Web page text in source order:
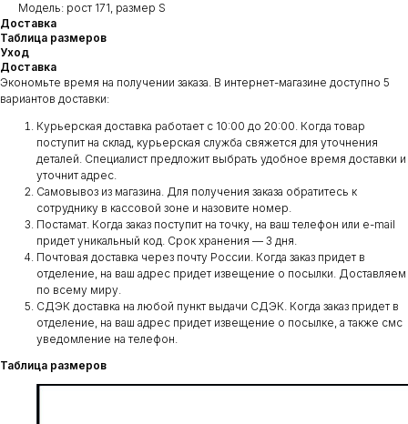
Модель: рост 171, размер S
Доставка
Таблица размеров
Уход
Доставка
Экономьте время на получении заказа. В интернет-магазине доступно 5
вариантов доставки:
Курьерская доставка работает с 10:00 до 20:00. Когда товар
поступит на склад, курьерская служба свяжется для уточнения
деталей. Специалист предложит выбрать удобное время доставки и
уточнит адрес.
Самовывоз из магазина. Для получения заказа обратитесь к
сотруднику в кассовой зоне и назовите номер.
Постамат. Когда заказ поступит на точку, на ваш телефон или e-mail
придет уникальный код. Срок хранения — 3 дня.
Почтовая доставка через почту России. Когда заказ придет в
отделение, на ваш адрес придет извещение о посылки. Доставляем
по всему миру.
СДЭК доставка на любой пункт выдачи СДЭК. Когда заказ придет в
отделение, на ваш адрес придет извещение о посылке, а также смс
уведомление на телефон.
Таблица размеров